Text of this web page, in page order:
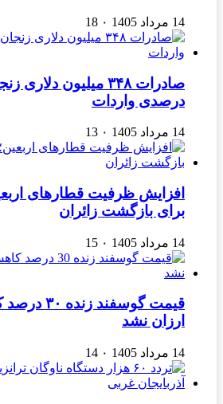
14 مرداد 1405 ۰ 18
درصدی واردات
14 مرداد 1405 ۰ 13
افزایش ظرفیت قطارهای
برای بازگشت زائران
14 مرداد 1405 ۰ 15
قیمت
ارزان نشد
14 مرداد 1405 ۰ 14